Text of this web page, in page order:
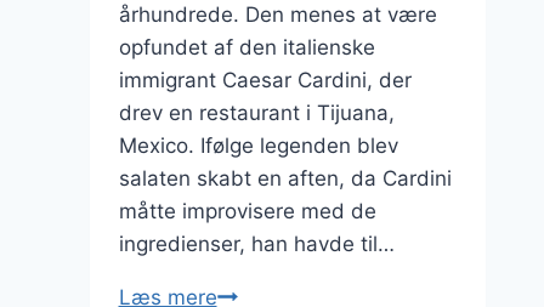
århundrede. Den menes at være
opfundet af den italienske
immigrant Caesar Cardini, der
drev en restaurant i Tijuana,
Mexico. Ifølge legenden blev
salaten skabt en aften, da Cardini
måtte improvisere med de
ingredienser, han havde til…
Læs mereCæsarsalat